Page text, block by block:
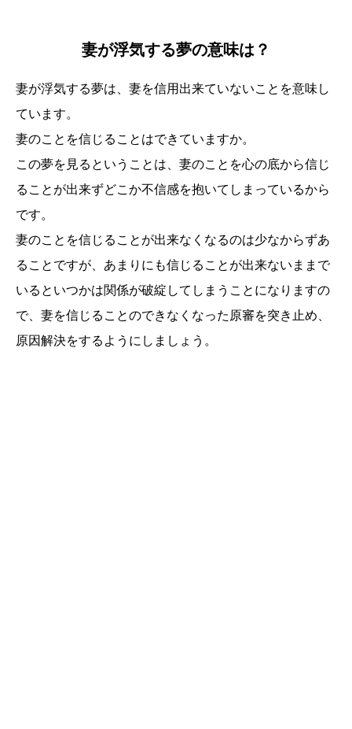
妻が浮気する夢の意味は？
妻が浮気する夢は、妻を信用出来ていないことを意味し
ています。
妻のことを信じることはできていますか。
この夢を見るということは、妻のことを心の底から信じ
ることが出来ずどこか不信感を抱いてしまっているから
です。
妻のことを信じることが出来なくなるのは少なからずあ
ることですが、あまりにも信じることが出来ないままで
いるといつかは関係が破綻してしまうことになりますの
で、妻を信じることのできなくなった原審を突き止め、
原因解決をするようにしましょう。